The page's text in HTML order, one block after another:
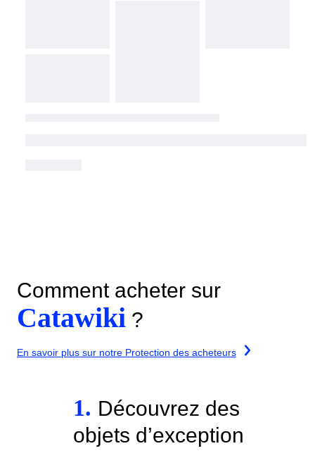
Comment acheter sur
Catawiki ?
En savoir plus sur notre Protection des acheteurs
1. Découvrez des
objets d’exception